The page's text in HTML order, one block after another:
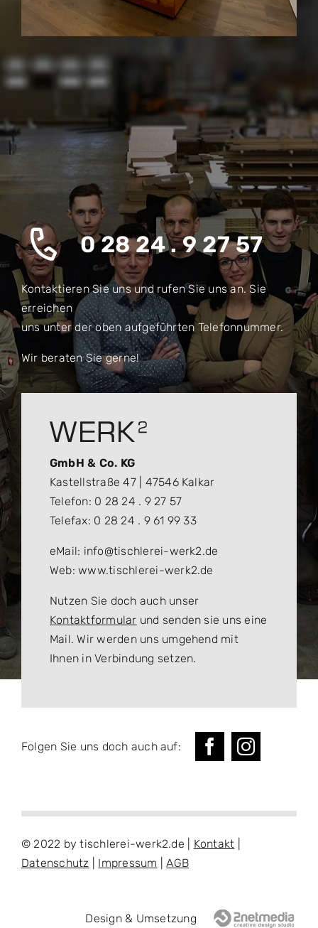
0 28 24 . 9 27 57
Kontaktieren Sie uns und rufen Sie uns an. Sie
erreichen
uns unter der oben aufgeführten Telefonnummer.
Wir beraten Sie gerne!
GmbH & Co. KG
Kastellstraße 47 | 47546 Kalkar
Telefon: 0 28 24 . 9 27 57
Telefax: 0 28 24 . 9 61 99 33
eMail: info@tischlerei-werk2.de
Web: www.tischlerei-werk2.de
Nutzen Sie doch auch unser
Kontaktformular und senden sie uns eine
Mail. Wir werden uns umgehend mit
Ihnen in Verbindung setzen.
Folgen Sie uns doch auch auf:
© 2022 by tischlerei-werk2.de | Kontakt
Datenschutz
Impressum |AGB
Design & Umsetzung